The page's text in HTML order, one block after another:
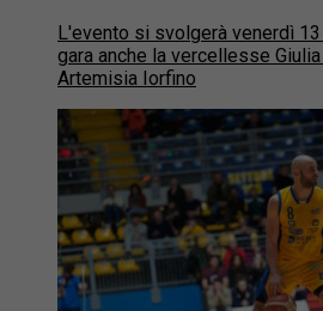
L'evento si svolgerà venerdì
gara anche la vercellesse
Artemisia Iorfino